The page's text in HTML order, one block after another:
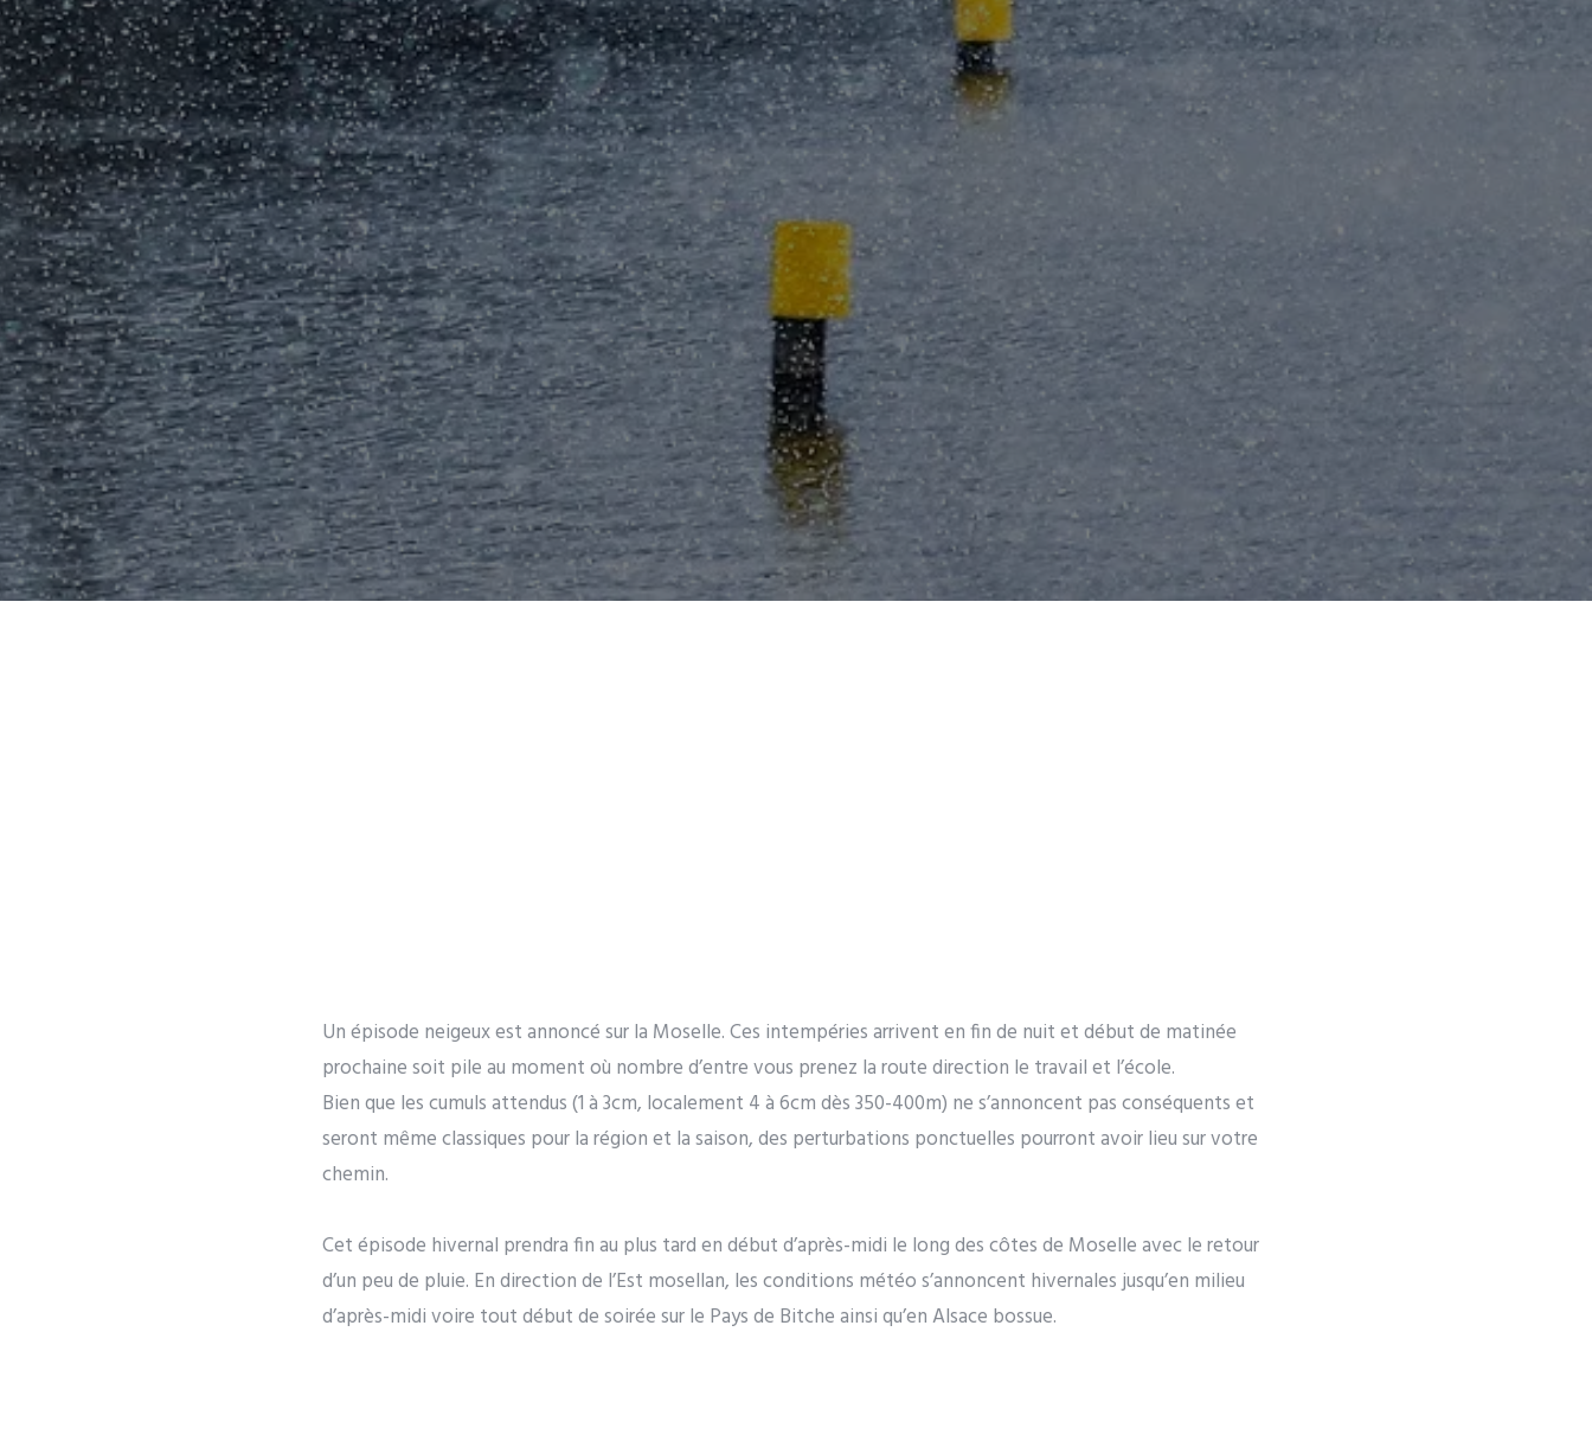
Un épisode neigeux est annoncé sur la Moselle. Ces intempéries arrivent en fin de nuit et début de matinée
prochaine soit pile au moment où nombre d’entre vous prenez la route direction le travail et l’école.
Bien que les cumuls attendus (1 à 3cm, localement 4 à 6cm dès 350-400m) ne s’annoncent pas conséquents et
seront même classiques pour la région et la saison, des perturbations ponctuelles pourront avoir lieu sur votre
chemin.
Cet épisode hivernal prendra fin au plus tard en début d’après-midi le long des côtes de Moselle avec le retour
d’un peu de pluie. En direction de l’Est mosellan, les conditions météo s’annoncent hivernales jusqu’en milieu
d’après-midi voire tout début de soirée sur le Pays de Bitche ainsi qu’en Alsace bossue.